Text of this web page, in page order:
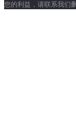
您的利益，请联系我们